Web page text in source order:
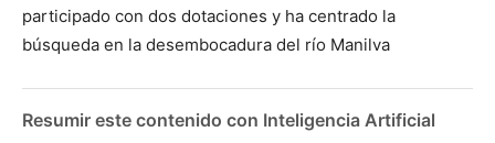
participado con dos dotaciones y ha centrado la
búsqueda en la desembocadura del río Manilva
Resumir este contenido con Inteligencia Artificial